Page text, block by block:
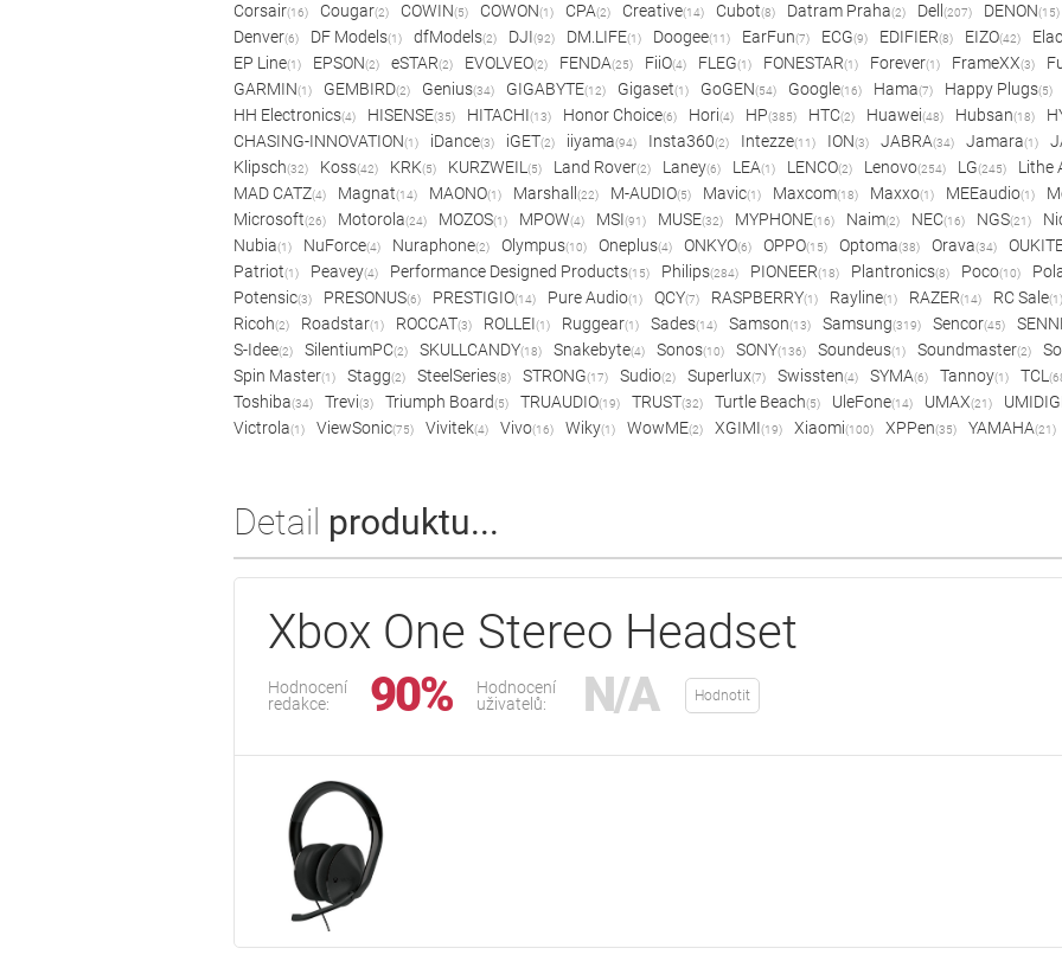
Corsair(16) Cougar(2) COWIN(5) COWON(1) CPA(2) Creative(14) Cubot(8) Datram Praha(2) Dell (207) DENON(15)
Denver(6) DF Models(1) dfModels(2) DJI(92) DM.LIFE(1) Doogee(11) EarFun(7) ECG(9) EDIFIER(8) EIZO(42) Elac
EP Line(1) EPSON(2) eSTAR(2) EVOLVEO(2) FENDA(25) FiiO(4) FLEG(1) FONESTAR(1) Forever(1) FrameXX(3)
GARMIN(1) GEMBIRD(2) Genius(34) GIGABYTE(12) Gigaset(1) GoGEN(54) Google(16) Hama(7) Happy Plugs(5)
HH Electronics(4) HISENSE(35) HITACHI(13) Honor Choice(6) Hori(4) HP(385) HTC(2) Huawei(48) Hubsan(18)
CHASING-INNOVATION(1) iDance(3) iGET(2) iiyama(94) Insta360(2) Intezze(11) ION(3) JABRA(34) Jamara(1)
Klipsch(32) Koss(42) KRK(5) KURZWEIL(5) Land Rover(2) Laney(6) LEA(1) LENCO(2) Lenovo(254) LG(245) Lithe
MAD CATZ(4) Magnat(14) MAONO(1) Marshall (22) M-AUDIO(5) Mavic(1) Maxcom(18) Maxxo(1) MEEaudio(1)
Microsoft(26) Motorola(24) MOZOS(1) MPOW(4) MSI(91) MUSE(32) MYPHONE(16) Naim(2) NEC(16) NGS(21)
Nubia(1) NuForce(4) Nuraphone(2) Olympus(10) Oneplus(4) ONKYO(6) OPPO(15) Optoma(38) Orava(34)
Patriot(1) Peavey(4) Performance Designed Products(15) Philips(284) PIONEER(18) Plantronics(8) Poco(10)
Potensic(3) PRESONUS(6) PRESTIGIO(14) Pure Audio(1) QCY(7) RASPBERRY(1) Rayline(1) RAZER(14) RC Sale(1)
Ricoh(2) Roadstar(1) ROCCAT(3) ROLLEI(1) Ruggear(1) Sades(14) Samson(13) Samsung(319) Sencor(45)
S-Idee(2) SilentiumPC(2) SKULLCANDY(18) Snakebyte(4) Sonos(10) SONY(136) Soundeus(1) Soundmaster(2)
Spin Master(1) Stagg(2) SteelSeries(8) STRONG(17) Sudio(2) Superlux(7) Swissten(4) SYMA(6) Tannoy(1) TCL
Toshiba(34) Trevi(3) Triumph Board(5) TRUAUDIO(19) TRUST(32) Turtle Beach(5) UleFone(14) UMAX(21)
Victrola(1) ViewSonic(75) Vivitek(4) Vivo(16) Wiky(1) WowME(2) XGIMI(19) Xiaomi(100) XPPen(35) YAMAHA(21)
Detail produktu...
Xbox One Stereo Headset
Hodnocení
redakce:
90%
Hodnocení
uživatelů:
N/A Hodnotit